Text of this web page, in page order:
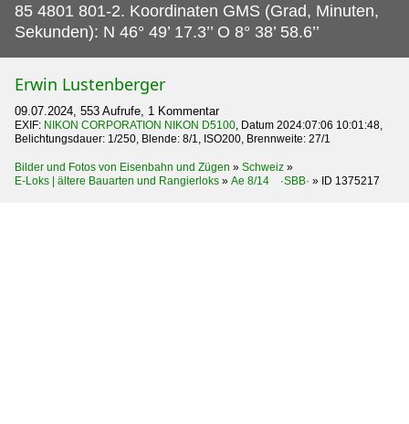
85 4801 801-2. Koordinaten GMS (Grad, Minuten,
Sekunden): N 46° 49’ 17.3’’ O 8° 38’ 58.6’’
Erwin Lustenberger
09.07.2024, 553 Aufrufe, 1 Kommentar
EXIF: NIKON CORPORATION NIKON D5100 , Datum 2024:07:06 10:01:48,
Belichtungsdauer: 1/250, Blende: 8/1, ISO200, Brennweite: 27/1
Bilder und Fotos von Eisenbahn und Zügen » Schweiz »
E-Loks | ältere Bauarten und Rangierloks » Ae 8/14 ·SBB· » ID 1375217